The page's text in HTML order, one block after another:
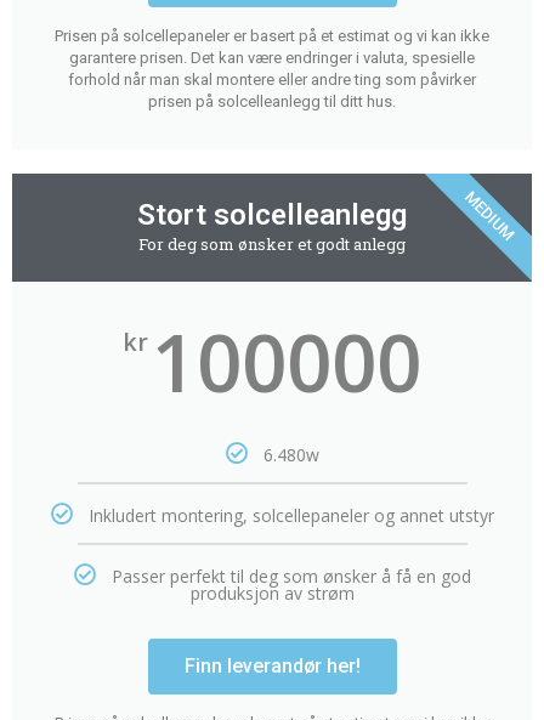
Prisen på solcellepaneler er basert på et estimat og vi kan ikke
garantere prisen. Det kan være endringer i valuta, spesielle
forhold når man skal montere eller andre ting som påvirker
prisen på solcelleanlegg til ditt hus.
Stort solcelleanlegg
For deg som ønsker et godt anlegg
kr 100000
6.480w
Inkludert montering, solcellepaneler og annet utstyr
Passer perfekt til deg som ønsker å få en god
produksjon av strøm
Finn leverandør her!
MEDIUM